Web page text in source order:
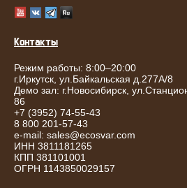
Контакты
Режим работы: 8:00–20:00
г.Иркутск ул.Байкальская д.277А/8
Демо зал: г.Новосибирск,
86
+7 (3952) 74-55-43
8 800 201-57-43
e-mail: sales@ecosvar.com
ИНН 3811181265
КПП 381101001
ОГРН 1143850029157